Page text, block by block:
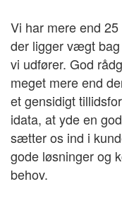
Vi har mere end
der ligger vægt
vi udfører. God
meget mere end
et gensidigt
idata, at yde en
sætter os ind i
gode løsninger og
behov.